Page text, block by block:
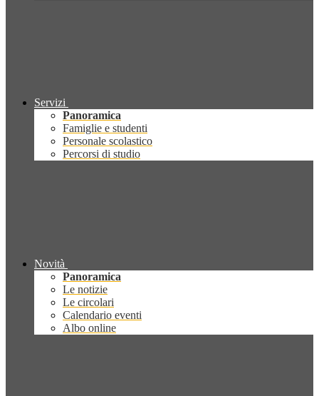
Servizi
Panoramica
Famiglie e studenti
Personale scolastico
Percorsi di studio
Novità
Panoramica
Le notizie
Le circolari
Calendario eventi
Albo online